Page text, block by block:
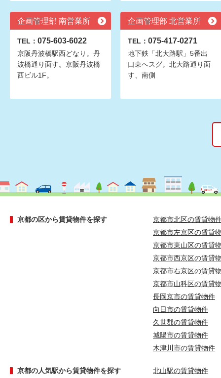
企画管理部 南営業所
TEL： 075-603-6022
京阪丹波橋駅西どなり。丹
波橋通り面す。京阪丹波橋
西ビル1F。
企画管理部 北営業所
TEL： 075-417-0271
地下鉄「北大路駅」5番出
口東へスグ。北大路通り面
す、南側
京都の区から賃貸物件を探す
京都市北区の賃貸物
京都市左京区の賃貸
京都市東山区の賃貸
京都市西京区の賃貸
京都市右京区の賃貸
京都市山科区の賃貸
長岡京市の賃貸物件
向日市の賃貸物件
久世郡の賃貸物件
城陽市の賃貸物件
木津川市の賃貸物件
京都の人気駅から賃貸物件を探す
北山駅の賃貸物件